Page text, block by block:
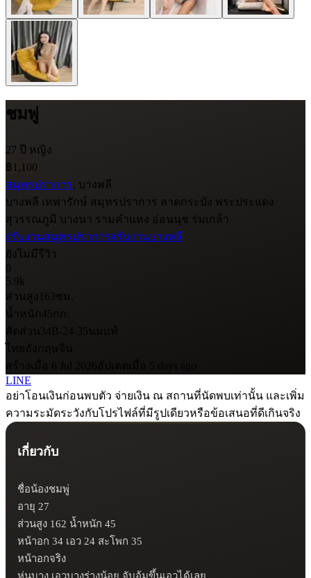
ชมพู่
27 ปี หญิง
฿1,100
สมุทรปราการ, บางพลี
บางพลี เทพารักษ์ สมุทรปราการ ลาดกระบัง พระประแดง
สุวรรณภูมิ บางนา รามคำแหง อ่อนนุช ร่มเกล้า
#รับงานสมุทรปราการ#รับงานบางพลี
ยังไม่มีรีวิว
0
5.9k
ส่วนสูง 163ซม.
น้ำหนัก45กก.
สัดส่วน 34B-24-35 นมแท้
ไทย อังกฤษ
LINE
อย่าโอนเงินก่อนพบตัว จ่ายเงิน ณ สถานที่นัดพบเท่านั้น และเพิ่ม
ความระมัดระวังกับโปรไฟล์ที่มีรูปเดียวหรือข้อเสนอที่ดีเกินจริง
เกี่ยวกับ
ชื่อน้องชมพู่
อายุ 27
ส่วนสูง 162 น้ำหนัก 45
หน้าอก 34 เอว 24 สะโพก 35
หน้าอกจริง
หุ่นบาง เอวบางร่างน้อย จับอุ้มขึ้นเอวได้เลย